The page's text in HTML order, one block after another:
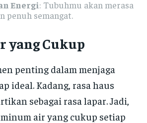
Energi: Tubuhmu akan merasa
penuh semangat.
yang Cukup
penting dalam menjaga
ideal. Kadang, rasa haus
sebagai rasa lapar. Jadi,
air yang cukup setiap